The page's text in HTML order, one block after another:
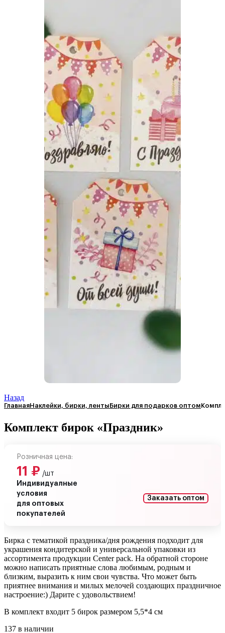
Назад
ГлавнаяНаклейки, бирки, лентыБирки для подарков оптом
Комплект бирок «Праздник»
Розничная цена:
11 ₽ /шт
Индивидуалные
условия
для оптовых
покупателей
Заказать оптом
Бирка с тематикой праздника/дня рождения подходит для
украшения кондитерской и универсальной упаковки из
ассортимента продукции Center pack. На обратной стороне
можно написать приятные слова любимым, родным и
близким, выразить к ним свои чувства. Что может быть
приятнее внимания и милых мелочей создающих праздничное
настроение:) Дарите с удовольствием!
В комплект входит 5 бирок размером 5,5*4 см
137 в наличии